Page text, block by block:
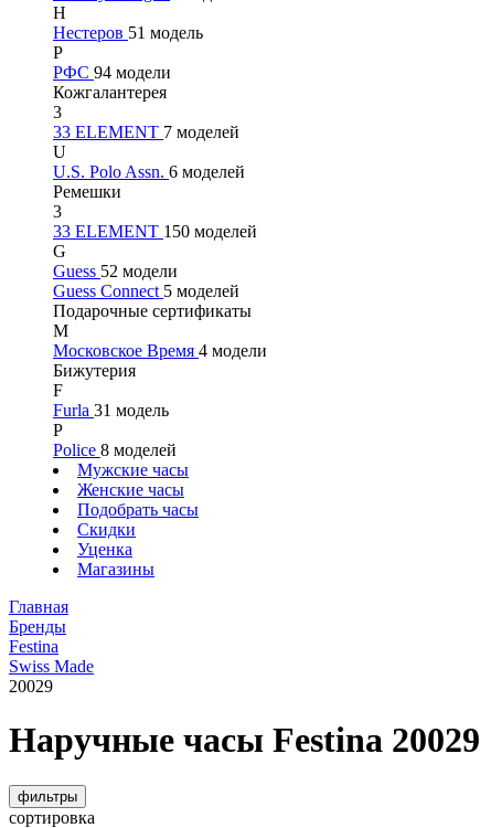
Н
Нестеров 51 модель
Р
РФС 94 модели
Кожгалантерея
3
33 ELEMENT 7 моделей
U
U.S. Polo Assn. 6 моделей
Ремешки
3
33 ELEMENT 150 моделей
G
Guess 52 модели
Guess Connect 5 моделей
Подарочные сертификаты
М
Московское Время 4 модели
Бижутерия
F
Furla 31 модель
P
Police 8 моделей
Мужские часы
Женские часы
Подобрать часы
Скидки
Уценка
Магазины
Главная
Бренды
Festina
Swiss Made
20029
Наручные часы Festina 20029
фильтры
сортировка